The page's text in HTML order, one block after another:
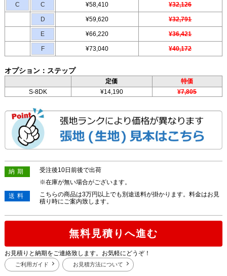
C C ¥58,410 ¥32,126
D ¥59,620 ¥32,791
E ¥66,220 ¥36,421
F ¥73,040 ¥40,172
オプション：ステップ
定価
特価
S-8DK
¥14,190 ¥7,805
納期
受注後10日前後で出荷
※在庫が無い場合がございます。
送料
こちらの商品は3万円以上でも別途送料が掛かります。料金はお見
積り時にご案内致します。
無料見積りへ進む
お見積りと納期をご連絡致します。お気軽にどうぞ！
ご利用ガイド お見積方法について